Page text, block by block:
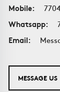
Mobile:
Whatsapp:
Email:
MESSAGE US